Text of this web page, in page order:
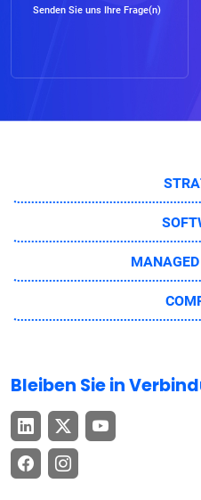
Senden Sie uns Ihre Frage(n)
Bleiben Sie in